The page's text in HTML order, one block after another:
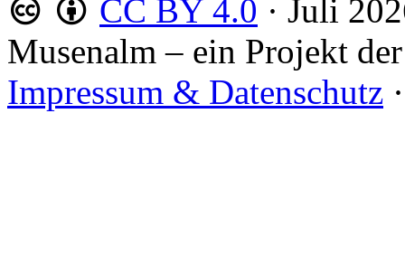
CC BY 4.0 · Juli
Musenalm – ein Projekt der
Impressum & Datenschutz ·